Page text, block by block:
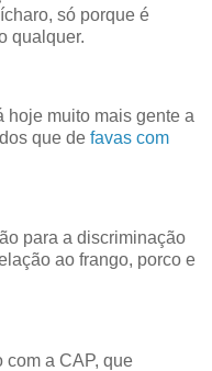
só porque é
qualquer.
hoje muito mais gente a
que de favas com
para a discriminação
ao frango, porco e
com a CAP, que